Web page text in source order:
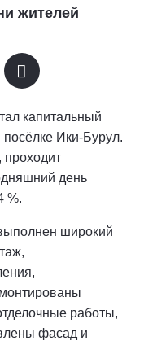
жителей
капитальный
Ики‑Бурул.
проходит
день
%.
широкий
работы,
фасад и